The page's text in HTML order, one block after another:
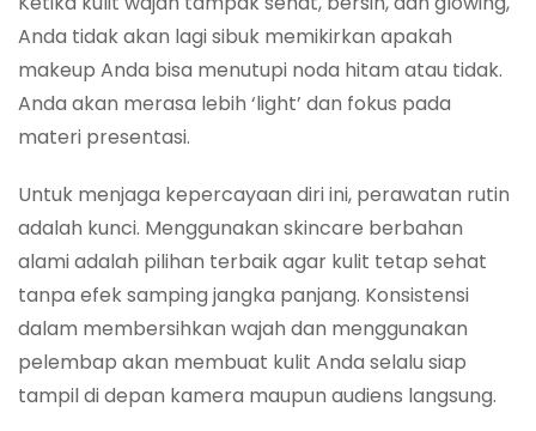
Anda tidak akan lagi sibuk memikirkan apakah
makeup Anda bisa menutupi noda hitam atau tidak.
Anda akan merasa lebih ‘light’ dan fokus pada
materi presentasi.
Untuk menjaga kepercayaan diri ini, perawatan rutin
adalah kunci. Menggunakan skincare berbahan
alami adalah pilihan terbaik agar kulit tetap sehat
tanpa efek samping jangka panjang. Konsistensi
dalam membersihkan wajah dan menggunakan
pelembap akan membuat kulit Anda selalu siap
tampil di depan kamera maupun audiens langsung.